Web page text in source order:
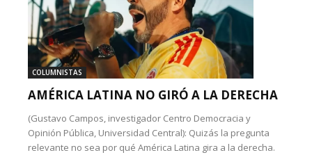
COLUMNISTAS
AMÉRICA LATINA NO GIRÓ A LA DERECHA
(Gustavo Campos, investigador Centro Democracia y
Opinión Pública, Universidad Central): Quizás la pregunta
relevante no sea por qué América Latina gira a la derecha.